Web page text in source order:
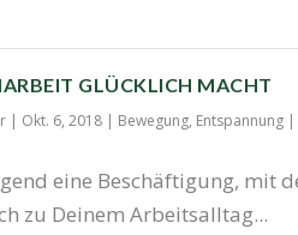
GLÜCKLICH MACHT
| Okt. 6, 2018| Bewegung, Entspannung|
eine Beschäf­ti­gung, mit
zu Dei­nem Arbeits­all­tag...